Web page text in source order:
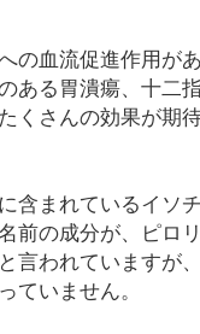
の血流促進作用が
ある胃潰瘍、十二
くさんの効果が期
含まれているイソ
前の成分が、ピロ
言われていますが
ていません。